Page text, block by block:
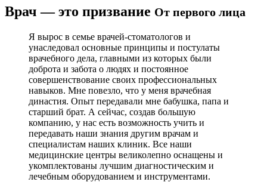
Врач — это призвание От первого лица
Я вырос в семье врачей-стоматологов и
унаследовал основные принципы и постулаты
врачебного дела, главными из которых были
доброта и забота о людях и постоянное
совершенствование своих профессиональных
навыков. Мне повезло, что у меня врачебная
династия. Опыт передавали мне бабушка, папа и
старший брат. А сейчас, создав большую
компанию, у нас есть возможность учить и
передавать наши знания другим врачам и
специалистам наших клиник. Все наши
медицинские центры великолепно оснащены и
укомплектованы лучшим диагностическим и
лечебным оборудованием и инструментами.